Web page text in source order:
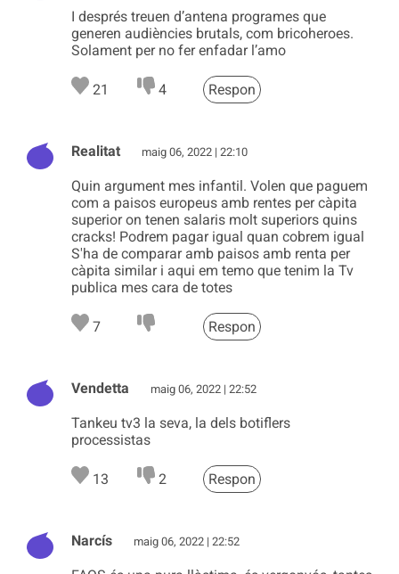
I després treuen d’antena programes que
generen audiències brutals, com bricoheroes.
Solament per no fer enfadar l’amo
21 4 Respon
Realitat maig 06, 2022 | 22:10
Quin argument mes infantil. Volen que paguem
com a paisos europeus amb rentes per càpita
superior on tenen salaris molt superiors quins
cracks! Podrem pagar igual quan cobrem igual
S'ha de comparar amb paisos amb renta per
càpita similar i aqui em temo que tenim la Tv
publica mes cara de totes
7 Respon
Vendetta maig 06, 2022 | 22:52
Tankeu tv3 la seva, la dels botiflers
processistas
13 2 Respon
Narcís maig 06, 2022 | 22:52